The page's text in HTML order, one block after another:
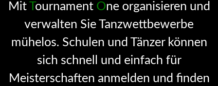
Mit Tournament One organisieren und
verwalten Sie Tanzwettbewerbe
mühelos. Schulen und Tänzer können
sich schnell und einfach für
Meisterschaften anmelden und finden